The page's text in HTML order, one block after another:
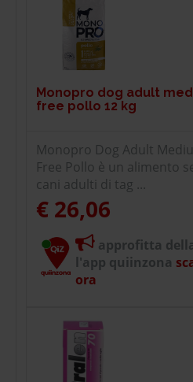
Monopro dog adult
free pollo 12 kg
Monopro Dog Adult
Free Pollo è un alimento
cani adulti di tag ...
€ 26,06
approfitta
l'app quiinzona
ora